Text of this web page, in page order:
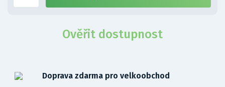
Ověřit dostupnost
Doprava zdarma pro velkoobchod